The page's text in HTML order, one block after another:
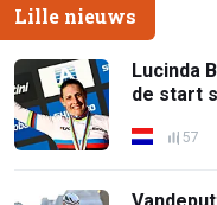
Lille nieuws
Lucinda
de start
57